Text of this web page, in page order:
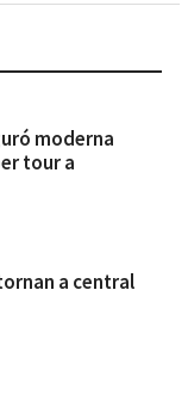
moderna
tour a
a central